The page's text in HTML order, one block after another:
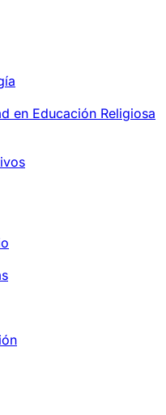
en Educación Religiosa